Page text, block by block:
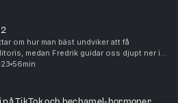
om hur man bäst undviker att få
medan Fredrik guidar oss djupt ner i
De tittar även på hur man dealar
56min